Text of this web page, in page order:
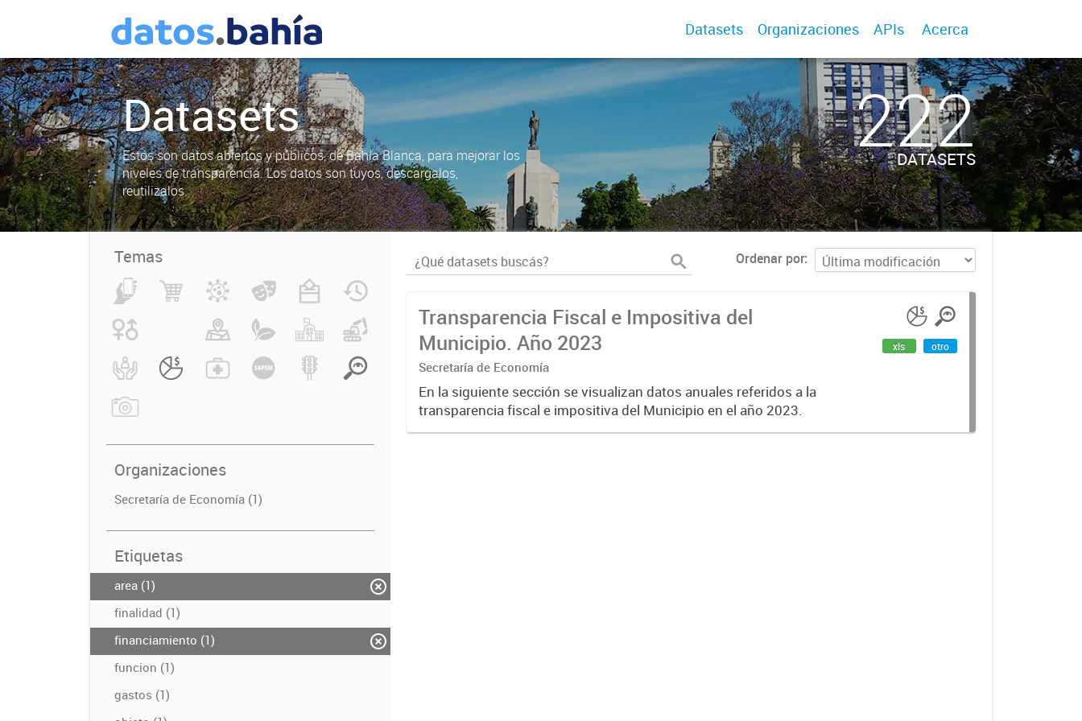
Datasets Organizaciones APIs Acerca
Datasets
Estos son datos abiertos y públicos, de Bahía Blanca, para mejorar los
niveles de transparencia. Los datos son tuyos, descargalos,
reutilizalos.
222
DATASETS
Temas
Organizaciones
Secretaría de Economía (1)
Etiquetas
area (1)
finalidad (1)
financiamiento (1)
funcion (1)
gastos (1)
Ordenar por
Transparencia Fiscal e Impositiva del
Municipio. Año 2023
Secretaría de Economía
En la siguiente sección se visualizan datos anuales referidos a la
transparencia fiscal e impositiva del Municipio en el año 2023.
xls otro